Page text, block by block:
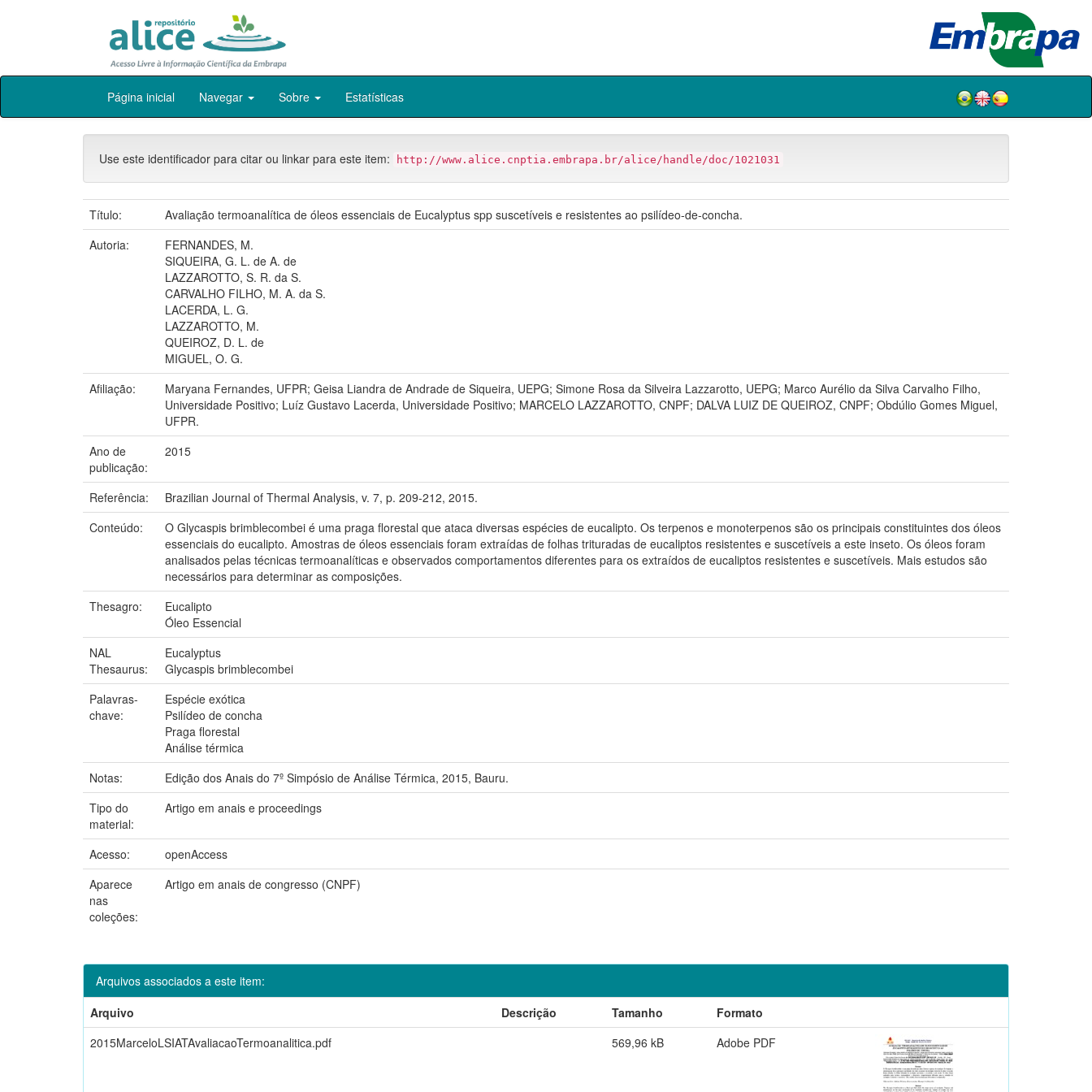
Skip
Página inicial Navegar Sobre Estatísticas
Use este identificador para citar ou linkar para este item: http://www.alice.cnptia.embrapa.br/alice/handle/doc/1021031
Título:
Avaliação termoanalítica de óleos essenciais de Eucalyptus spp suscetíveis e resistentes ao psilídeo-de-concha.
Autoria:
FERNANDES, M.
SIQUEIRA, G. L. de A. de
LAZZAROTTO, S. R. da S.
CARVALHO FILHO, M. A. da S.
LACERDA, L. G.
LAZZAROTTO, M.
QUEIROZ, D. L. de
MIGUEL, O. G.
Afiliação:
Maryana Fernandes, UFPR; Geisa Liandra de Andrade de Siqueira, UEPG; Simone Rosa da Silveira Lazzarotto, UEPG; Marco Aurélio da Silva Carvalho Filho,
Universidade Positivo; Luíz Gustavo Lacerda, Universidade Positivo; MARCELO LAZZAROTTO, CNPF; DALVA LUIZ DE QUEIROZ, CNPF; Obdúlio Gomes Miguel,
UFPR.
Ano de
publicação:
2015
Referência:
Brazilian Journal of Thermal Analysis, v. 7, p. 209-212, 2015.
Conteúdo:
O Glycaspis brimblecombei é uma praga florestal que ataca diversas espécies de eucalipto. Os terpenos e monoterpenos são os principais constituintes dos óleos
essenciais do eucalipto. Amostras de óleos essenciais foram extraídas de folhas trituradas de eucaliptos resistentes e suscetíveis a este inseto. Os óleos foram
analisados pelas técnicas termoanalíticas e observados comportamentos diferentes para os extraídos de eucaliptos resistentes e suscetíveis. Mais estudos são
necessários para determinar as composições.
Thesagro:
Eucalipto
Óleo Essencial
NAL
Thesaurus:
Eucalyptus
Glycaspis brimblecombei
Palavras-
chave:
Espécie exótica
Psilídeo de concha
Praga florestal
Análise térmica
Notas:
Edição dos Anais do 7º Simpósio de Análise Térmica, 2015, Bauru.
Tipo do
material:
Artigo em anais e proceedings
Acesso:
openAccess
Aparece
nas
coleções:
Artigo em anais de congresso (CNPF)
Arquivos associados a este item:
Arquivo
Descrição Tamanho
Formato
2015MarceloLSIATAvaliacaoTermoanalitica.pdf
569,96 kB Adobe PDF